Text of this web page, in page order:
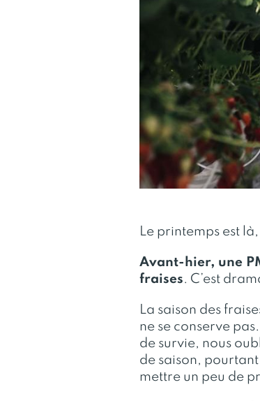
Le printemps est
Avant-hier, une
fraises. C’est
La saison des
ne se conserve
de survie, nous
de saison,
mettre un peu de